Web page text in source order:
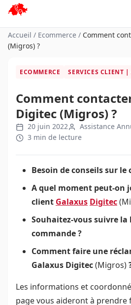
Aller
contenu
Accueil / Ecommerce / Comment
(Migros) ?
ECOMMERCE SERVICES CLIENT |
Comment
Digitec (Migros) ?
20 juin 2022
Assistance
3 min de lecture
Besoin de conseils sur le
A quel moment peut-on
client Galaxus Digitec
Souhaitez-vous suivre
commande ?
Comment faire une
Galaxus Digitec(Migros)
Les informations et
page vous aideront à prendre